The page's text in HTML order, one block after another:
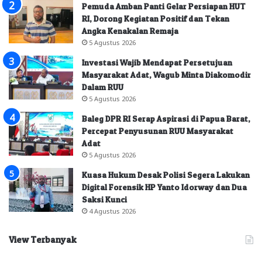
Pemuda Amban Panti Gelar Persiapan HUT
RI, Dorong Kegiatan Positif dan Tekan
Angka Kenakalan Remaja
5 Agustus 2026
Investasi Wajib Mendapat Persetujuan
Masyarakat Adat, Wagub Minta Diakomodir
Dalam RUU
5 Agustus 2026
Baleg DPR RI Serap Aspirasi di Papua Barat,
Percepat Penyusunan RUU Masyarakat
Adat
5 Agustus 2026
Kuasa Hukum Desak Polisi Segera Lakukan
Digital Forensik HP Yanto Idorway dan Dua
Saksi Kunci
4 Agustus 2026
View Terbanyak